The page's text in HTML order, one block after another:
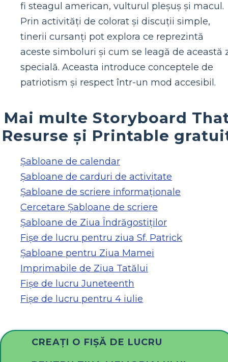
fi steagul american, vulturul pleșuș și macul.
Prin activități de colorat și discuții simple,
tinerii cursanți pot explora ce reprezintă
aceste simboluri și cum se leagă de această
specială. Aceasta introduce conceptele de
patriotism și respect într-un mod accesibil.
Mai multe Storyboard
Resurse și Printable
Șabloane de calendar
Șabloane de carduri de activitate
Șabloane de scriere informaționale
Cercetare Șabloane de scriere
Șabloane de Ziua Îndrăgostiților
Fișe de lucru pentru ziua Sf. Patrick
Șabloane pentru Ziua Mamei
Imprimabile de Ziua Tatălui
Fișe de lucru Juneteenth
Fișe de lucru pentru 4 iulie
CREAȚI O FIȘĂ DE LUCRU